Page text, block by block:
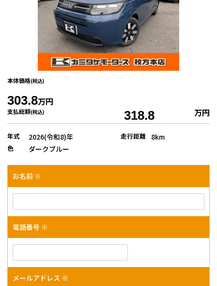
本体価格(税込)
303.8万円
支払総額(税込) 318.8 万円
年式 2026(令和8)年 走行距離 8km
色 ダークブルー
お名前 ※
電話番号 ※
メールアドレス ※